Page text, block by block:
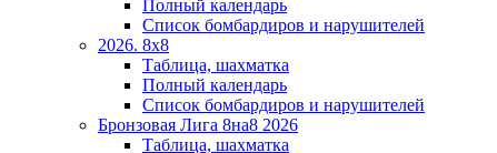
Полный календарь
Список бомбардиров и нарушителей
2026. 8х8
Таблица, шахматка
Полный календарь
Список бомбардиров и нарушителей
Бронзовая Лига 8на8 2026
Таблица, шахматка